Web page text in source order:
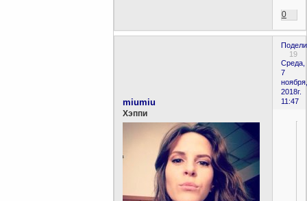
0
19
Среда,
7
ноября,
2018г.
11:47
miumiu
Хэппи